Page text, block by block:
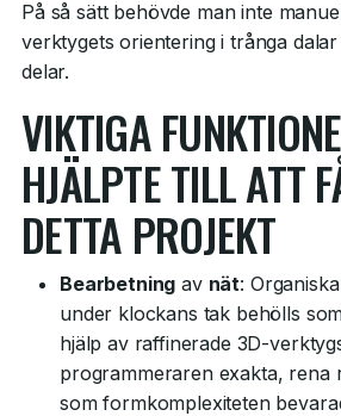
På så sätt behövde man inte
verktygets orientering i trånga
delar.
VIKTIGA
HJÄLPTE TILL ATT
DETTA PROJEKT
Bearbetning av nät:
under klockans tak behölls
hjälp av raffinerade 3D-
programmeraren exakta, rena
som formkomplexiteten